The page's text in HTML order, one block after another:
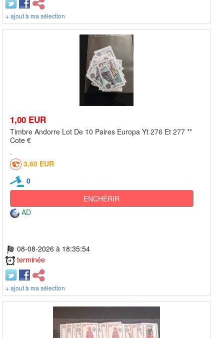
+ ajout à ma sélection
1,00 EUR
Timbre Andorre Lot De 10 Paires Europa Yt 276 Et 277 **
Cote €
3,60 EUR
0
ENCHÉRIR
AD
08-08-2026 à 18:35:54
terminée
+ ajout à ma sélection